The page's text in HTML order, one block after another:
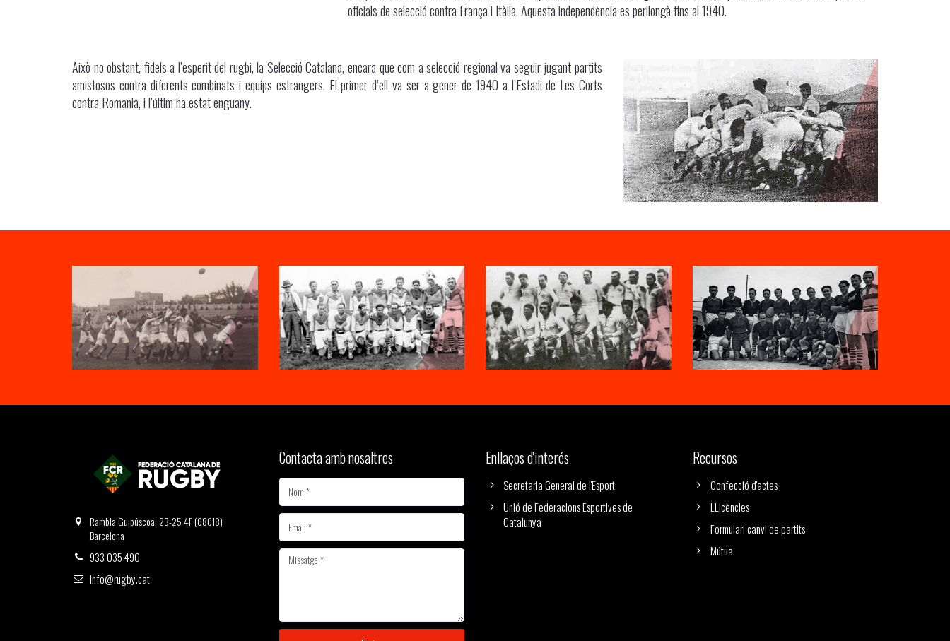
oficials de selecció contra França i Itàlia. Aquesta independència es perllongà fins al 1940.
Això no obstant, fidels a l’esperit del rugbi, la Selecció Catalana, encara que com a selecció regional va seguir jugant partits
amistosos contra diferents combinats i equips estrangers. El primer d’ell va ser a gener de 1940 a l’Estadi de Les Corts
contra Romania, i l’últim ha estat enguany.
Rambla Guipúscoa, 23-25 4F (08018)
Barcelona
933 035 490
info@rugby.cat
Contacta amb nosaltres Enllaços d'interés
Secretaria General de l'Esport
Unió de Federacions Esportives de
Catalunya
Recursos
Confecció d'actes
LLicències
Formulari canvi de partits
Mútua